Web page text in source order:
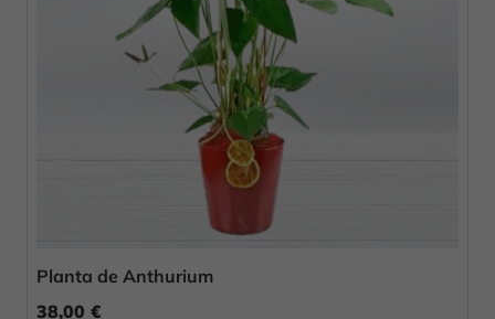
Planta de Anthurium
38,00 €